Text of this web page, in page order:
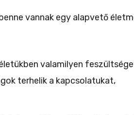
vannak egy alapvető
valamilyen
terhelik a kapcsolatukat,